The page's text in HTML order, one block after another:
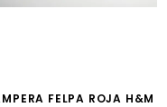
FELPA ROJA H&M